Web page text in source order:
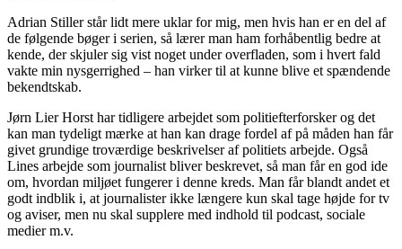
Adrian Stiller står lidt mere uklar for mig, men hvis han er en del af
de følgende bøger i serien, så lærer man ham forhåbentlig bedre at
kende, der skjuler sig vist noget under overfladen, som i hvert fald
vakte min nysgerrighed – han virker til at kunne blive et spændende
bekendtskab.
Jørn Lier Horst har tidligere arbejdet som politiefterforsker og det
kan man tydeligt mærke at han kan drage fordel af på måden han får
givet grundige troværdige beskrivelser af politiets arbejde. Også
Lines arbejde som journalist bliver beskrevet, så man får en god ide
om, hvordan miljøet fungerer i denne kreds. Man får blandt andet et
godt indblik i, at journalister ikke længere kun skal tage højde for tv
og aviser, men nu skal supplere med indhold til podcast, sociale
medier m.v.